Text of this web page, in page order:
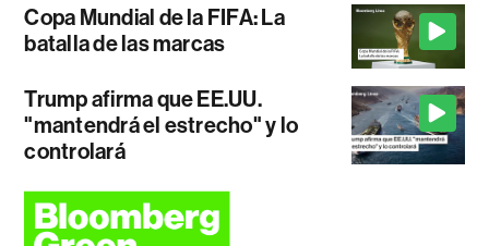
Copa Mundial de la FIFA: La
batalla de las marcas
Trump afirma que EE.UU.
"mantendrá el estrecho" y lo
controlará